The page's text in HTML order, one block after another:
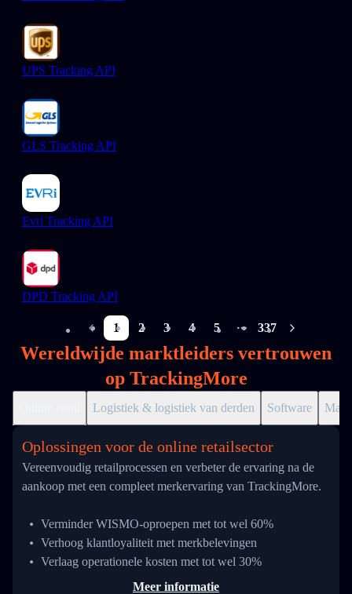
UPS Tracking API
GLS Tracking API
Evri Tracking API
DPD Tracking API
1 2 3 4 5
More pages
337
Wereldwijde marktleiders vertrouwen
op TrackingMore
Logistiek & logistiek van derden Software
Oplossingen voor de online retailsector
Vereenvoudig retailprocessen en verbeter de ervaring na de
aankoop met een compleet merkervaring van TrackingMore.
Verminder WISMO-oproepen met tot wel 60%
Verhoog klantloyaliteit met merkbelevingen
Verlaag operationele kosten met tot wel 30%
Meer informatie